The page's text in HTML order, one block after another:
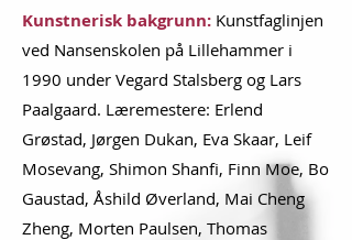
Kunstnerisk bakgrunn: Kunstfaglinjen
ved Nansenskolen på Lillehammer i
1990 under Vegard Stalsberg og Lars
Paalgaard. Læremestere: Erlend
Grøstad, Jørgen Dukan, Eva Skaar, Leif
Mosevang, Shimon Shanfi, Finn Moe, Bo
Gaustad, Åshild Øverland, Mai Cheng
Zheng, Morten Paulsen, Thomas